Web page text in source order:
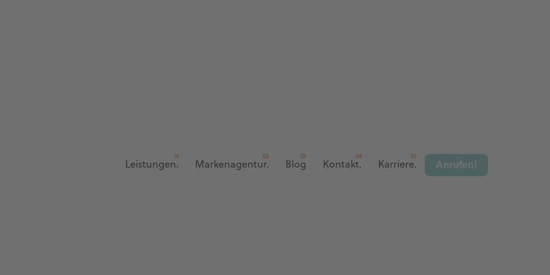
Leistungen. Markenagentur. Blog Kontakt. Karriere. Anrufen!